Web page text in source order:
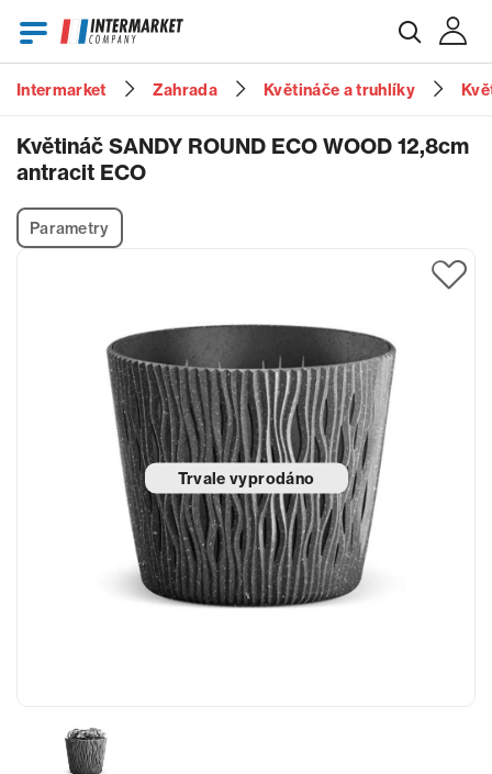
Heslo
Zapomenuté heslo?
Intermarket Zahrada Květináče a truhlíky
Květináč SANDY ROUND ECO WOOD 12,8cm
antracit ECO
Parametry
Trvale vyprodáno